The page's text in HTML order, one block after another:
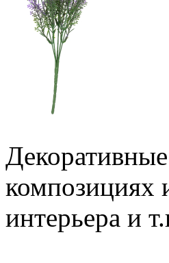
композициях
интерьера и